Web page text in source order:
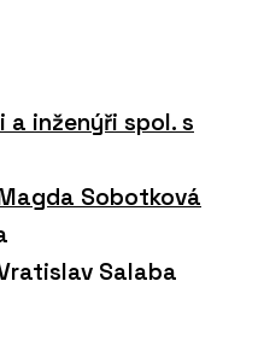
a inženýři spol. s
Sobotková
Salaba